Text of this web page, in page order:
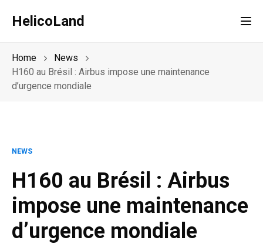
HelicoLand
Home
News
H160 au Brésil : Airbus impose une maintenance
d’urgence mondiale
NEWS
H160 au Brésil : Airbus
impose une maintenance
d’urgence mondiale